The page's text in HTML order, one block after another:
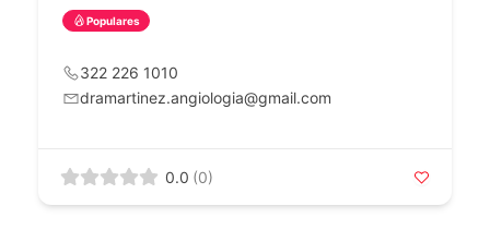
Populares
322 226 1010
dramartinez.angiologia@gmail.com
0.0 (0)